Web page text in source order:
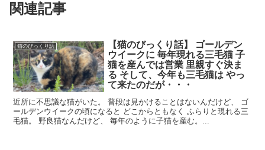
関連記事
猫のびっくり話
【猫のびっくり話】 ゴールデン
ウイークに 毎年現れる三毛猫 子
猫を産んでは営業 里親すぐ決ま
る そして、今年も三毛猫は やっ
て来たのだが・・・
近所に不思議な猫がいた。 普段は見かけることはないんだけど、 ゴ
ールデンウイークの頃になると どこからともなく ふらりと現れる三
毛猫。 野良猫なんだけど、 毎年のように子猫を産む。...